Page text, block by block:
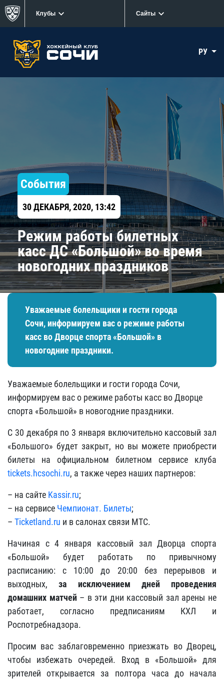
Клубы Сайты
РУ
События
30 ДЕКАБРЯ, 2020, 13:42
Режим работы билетных
касс ДС «Большой» во время
новогодних праздников
Уважаемые болельщики и гости города
Сочи, информируем вас о режиме работы
касс во Дворце спорта «Большой» в
новогодние праздники.
Уважаемые болельщики и гости города Сочи,
информируем вас о режиме работы касс во Дворце
спорта «Большой» в новогодние праздники.
С 30 декабря по 3 января включительно кассовый зал
«Большого» будет закрыт, но вы можете приобрести
билеты на официальном билетном сервисе клуба
tickets.hcsochi.ru, а также через наших партнеров:
– на сайте Kassir.ru;
– на сервисе Чемпионат. Билеты;
– Ticketland.ru и в салонах связи МТС.
Начиная с 4 января кассовый зал Дворца спорта
«Большой» будет работать по привычному
расписанию: с 10:00 до 20:00 без перерывов и
выходных,за исключением дней проведения
домашних матчей – в эти дни кассовый зал арены не
работает, согласно предписаниям КХЛ и
Роспотребнадзора.
Просим вас заблаговременно приезжать во Дворец,
чтобы избежать очередей. Вход в «Большой» для
зрителей открывается за полтора часа до начала